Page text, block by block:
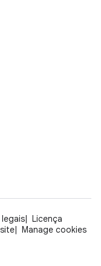
legais
Licença
Manage cookies